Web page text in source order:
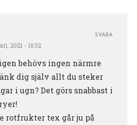
2021 - 16:32
behövs ingen närmre
dig själv allt du steker
i ugn? Det görs snabbast i
rotfrukter tex går ju på
SVARA